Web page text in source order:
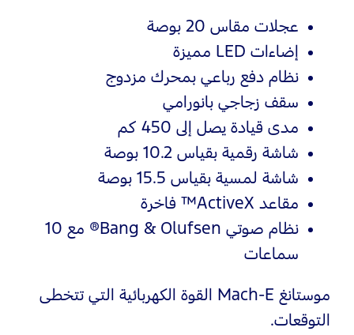
عجلات مقاس 20 بوصة
إضاءات LED مميزة
نظام دفع رباعي بمحرك مزدوج
سقف زجاجي بانورامي
مدى قيادة يصل إلى 450 كم
شاشة رقمية بقياس 10.2 بوصة
شاشة لمسية بقياس 15.5 بوصة
مقاعد ActiveX™ فاخرة
نظام صوتي Bang & Olufsen® مع 10
سماعات
موستانغ Mach‑E القوة الكهربائية التي تتخطى
التوقعات.